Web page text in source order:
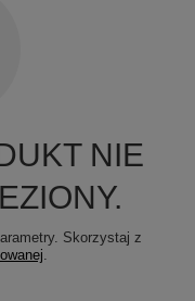
NIE
Skorzystaj z
.